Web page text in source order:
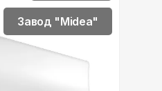
Завод "Midea"